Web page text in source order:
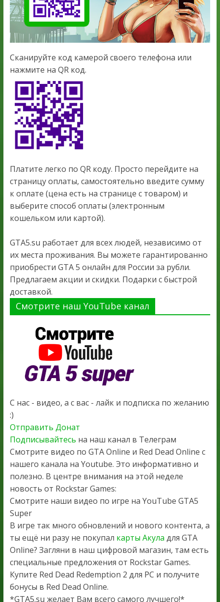
Сканируйте код камерой своего телефона или
нажмите на QR код.
Платите легко по QR коду. Просто перейдите на
страницу оплаты, самостоятельно введите сумму
к оплате (цена есть на странице с товаром) и
выберите способ оплаты (электронным
кошельком или картой).
GTA5.su работает для всех людей, независимо от
их места проживания. Вы можете гарантированно
приобрести GTA 5 онлайн для России за рубли.
Предлагаем акции и скидки. Подарки с быстрой
доставкой.
Смотрите наш YouTube канал
С нас - видео, а с вас - лайк и подписка по желанию
:)
Отправить Донат
Подписывайтесь на наш канал в Телеграм
Смотрите видео по GTA Online и Red Dead Online с
нашего канала на Youtube. Это информативно и
полезно. В центре внимания на этой неделе
новость от Rockstar Games:
Смотрите наши видео по игре на YouTube GTA5
Super
В игре так много обновлений и нового контента, а
ты ещё ни разу не покупал карты Акула для GTA
Online? Загляни в наш цифровой магазин, там есть
специальные предложения от Rockstar Games.
Купите Red Dead Redemption 2 для PC и получите
бонусы в Red Dead Online.
*GTA5.su желает Вам всего самого лучшего!*